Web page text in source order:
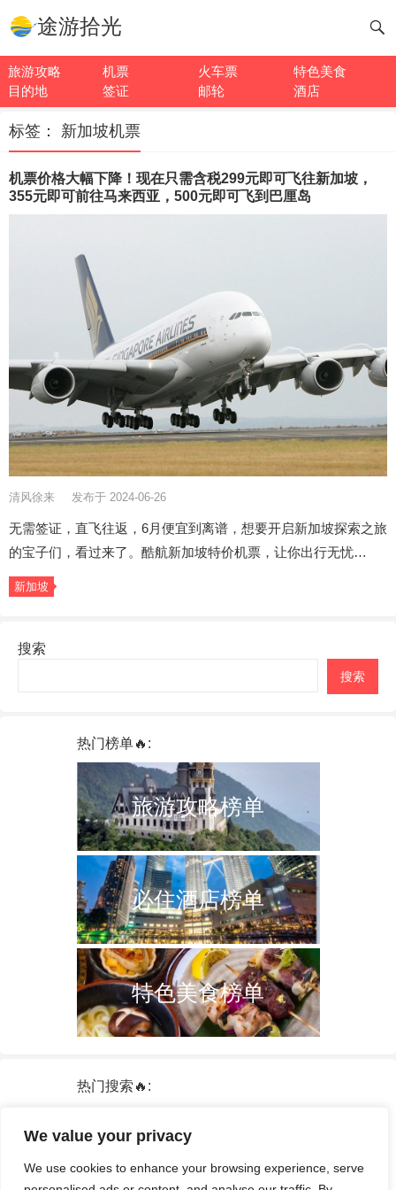
We value your privacy
We use cookies to enhance your browsing experience, serve
途游拾光
旅游攻略 机票 火车票
特色美食
目的地
签证 邮轮 酒店
标签： 新加坡机票
机票价格大幅下降！现在只需含税299元即可飞往新加坡，
355元即可前往马来西亚，500元即可飞到巴厘岛
清风徐来 发布于 2024-06-26
无需签证，直飞往返，6月便宜到离谱，想要开启新加坡探索之旅
的宝子们，看过来了。酷航新加坡特价机票，让你出行无忧…
新加坡
搜索
搜索
热门榜单🔥:
旅游攻略榜单
必住酒店榜单
特色美食榜单
热门搜索🔥:
泰国
中国 火车票
签证
酒店